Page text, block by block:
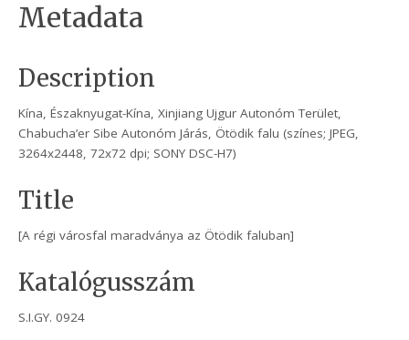
Metadata
Description
Kína, Északnyugat-Kína, Xinjiang Ujgur Autonóm Terület,
Chabucha’er Sibe Autonóm Járás, Ötödik falu (színes; JPEG,
3264x2448, 72x72 dpi; SONY DSC-H7)
Title
[A régi városfal maradványa az Ötödik faluban]
Katalógusszám
S.I.GY. 0924